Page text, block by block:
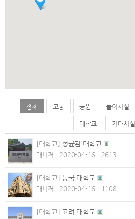
전체 고궁 공원 놀이시설
대학교 기타시설
[대학교] 성균관 대학교
매니저 2020-04-16 2613
[대학교] 동국 대학교
매니저 2020-04-16 1108
[대학교] 고려 대학교